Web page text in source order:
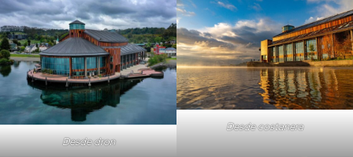
Desde dron
Desde costanera